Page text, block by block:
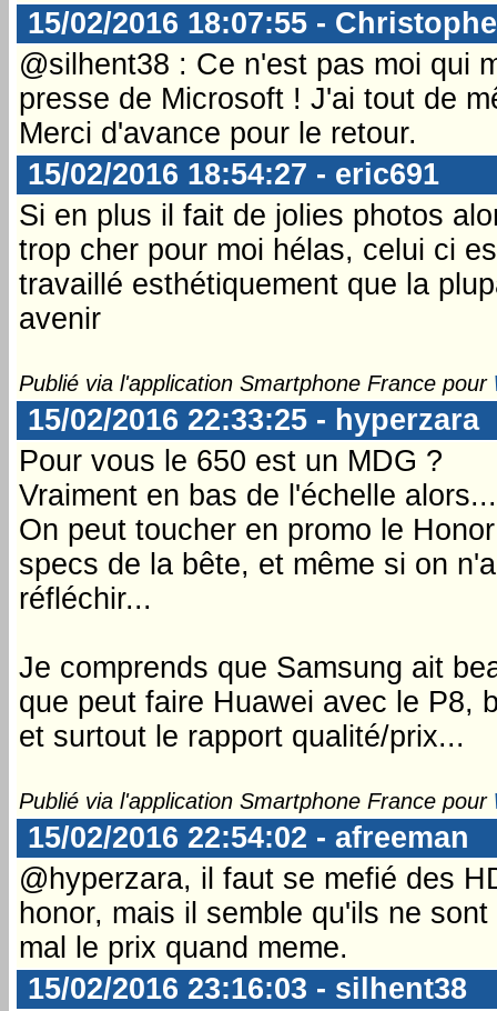
15/02/2016 18:07:55 -
@silhent38 : Ce n'est pas moi qui
presse de Microsoft ! J'ai tout de
Merci d'avance pour le retour.
15/02/2016 18:54:27 - eric691
Si en plus il fait de jolies photos
trop cher pour moi hélas, celui ci
travaillé esthétiquement que la
avenir
Publié via l'application Smartphone France pour
15/02/2016 22:33:25 - hyperzara
Pour vous le 650 est un MDG ?
Vraiment en bas de l'échelle alors...
On peut toucher en promo le
specs de la bête, et même si on
réfléchir...
Je comprends que Samsung ait
que peut faire Huawei avec le P8,
et surtout le rapport qualité/prix...
Publié via l'application Smartphone France pour
15/02/2016 22:54:02 - afreeman
@hyperzara, il faut se mefié des
honor, mais il semble qu'ils ne
mal le prix quand meme.
15/02/2016 23:16:03 - silhent38